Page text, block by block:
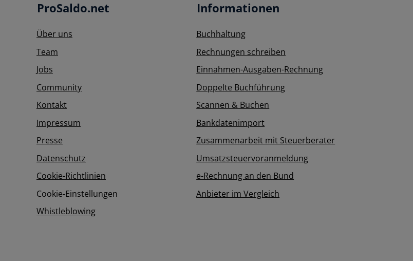
ProSaldo.net
Über uns
Team
Jobs
Community
Kontakt
Impressum
Presse
Datenschutz
Cookie-Richtlinien
Cookie-Einstellungen
Whistleblowing
Informationen
Buchhaltung
Rechnungen schreiben
Einnahmen-Ausgaben-Rechnung
Doppelte Buchführung
Scannen & Buchen
Bankdatenimport
Zusammenarbeit mit Steuerberater
Umsatzsteuervoranmeldung
e-Rechnung an den Bund
Anbieter im Vergleich